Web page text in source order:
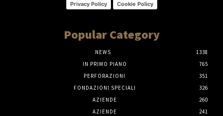
Privacy Policy Cookie Policy
Popular Category
NEWS
1338
IN PRIMO PIANO
765
PERFORAZIONI
351
FONDAZIONI SPECIALI
326
AZIENDE
260
AZIENDE
241